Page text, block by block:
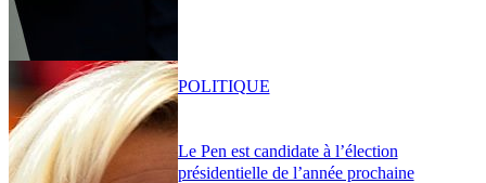
Le Pen est candidate à l’élection
présidentielle de l’année prochaine
POLITIQUE